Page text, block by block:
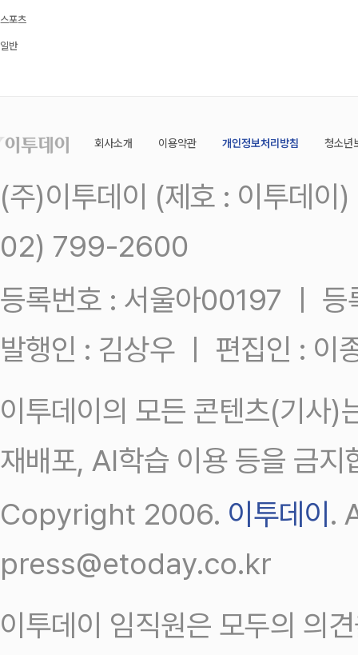
스포츠
일반
회사소개 이용약관 개인정보처리방침 청소년
(주)이투데이 (제호 : 이투데
02) 799-2600
등록번호 : 서울아00197 ㅣ
발행인 : 김상우 ㅣ 편집인 : 이
이투데이의 모든 콘텐츠(기사)
재배포, AI학습 이용 등을 금지
Copyright 2006. 이투데이.
press@etoday.co.kr
이투데이 임직원은 모두의 의